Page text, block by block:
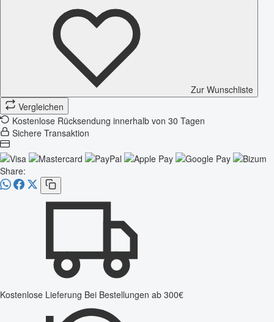
Zur Wunschliste
Vergleichen
Kostenlose Rücksendung innerhalb von 30 Tagen
Sichere Transaktion
Share:
Kostenlose Lieferung Bei Bestellungen ab 300€